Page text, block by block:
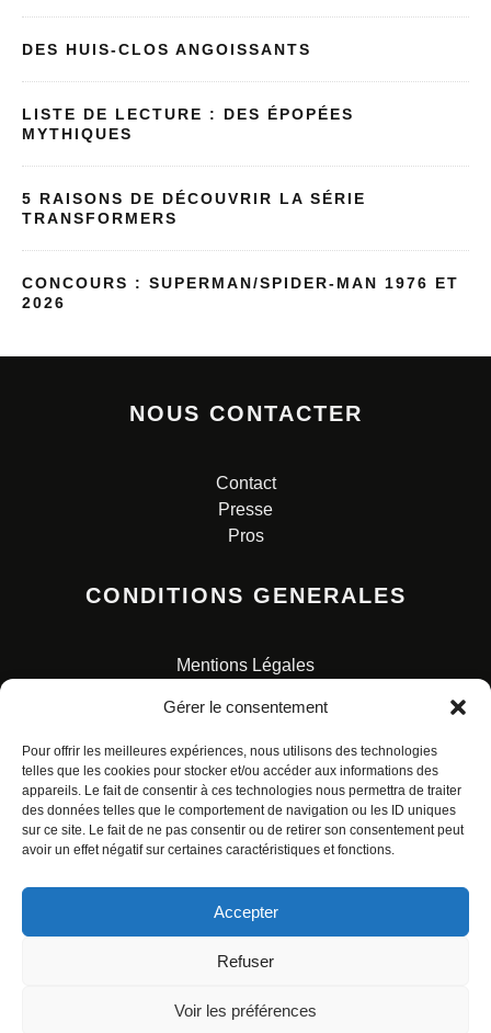
Gérer le consentement
Pour offrir les meilleures expériences, nous utilisons des technologies
telles que les cookies pour stocker et/ou accéder aux informations des
appareils. Le fait de consentir à ces technologies nous permettra de traiter
des données telles que le comportement de navigation ou les ID uniques
sur ce site. Le fait de ne pas consentir ou de retirer son consentement peut
avoir un effet négatif sur certaines caractéristiques et fonctions.
Accepter
Refuser
Voir les préférences
DES HUIS-CLOS ANGOISSANTS
LISTE DE LECTURE : DES ÉPOPÉES
MYTHIQUES
5 RAISONS DE DÉCOUVRIR LA SÉRIE
TRANSFORMERS
CONCOURS : SUPERMAN/SPIDER-MAN 1976 ET
2026
NOUS CONTACTER
Contact
Presse
Pros
CONDITIONS GENERALES
Mentions Légales
Charte pour la protection des données personnelles
© ALL RIGHTS RESERVED. URBAN COMICS POUR LES